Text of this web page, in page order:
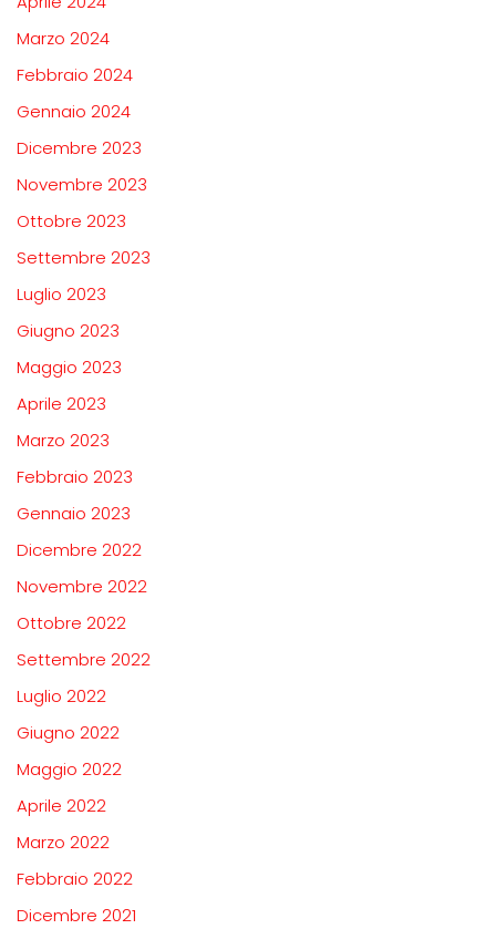
Marzo 2024
Febbraio 2024
Gennaio 2024
Dicembre 2023
Novembre 2023
Ottobre 2023
Settembre 2023
Luglio 2023
Giugno 2023
Maggio 2023
Aprile 2023
Marzo 2023
Febbraio 2023
Gennaio 2023
Dicembre 2022
Novembre 2022
Ottobre 2022
Settembre 2022
Luglio 2022
Giugno 2022
Maggio 2022
Aprile 2022
Marzo 2022
Febbraio 2022
Dicembre 2021